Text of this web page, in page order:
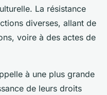
La résistance
diverses, allant de
voire à des actes de
à une plus grande
de leurs droits